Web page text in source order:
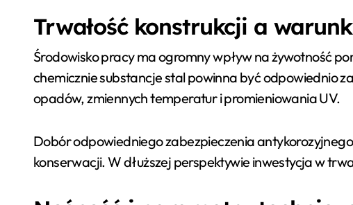
Trwałość konstrukcji a
Środowisko pracy ma ogromny wpływ na żywotność
chemicznie substancje stal powinna być odpowiednio
opadów, zmiennych temperatur i promieniowania UV.
Dobór odpowiedniego zabezpieczenia
konserwacji. W dłuższej perspektywie inwestycja w